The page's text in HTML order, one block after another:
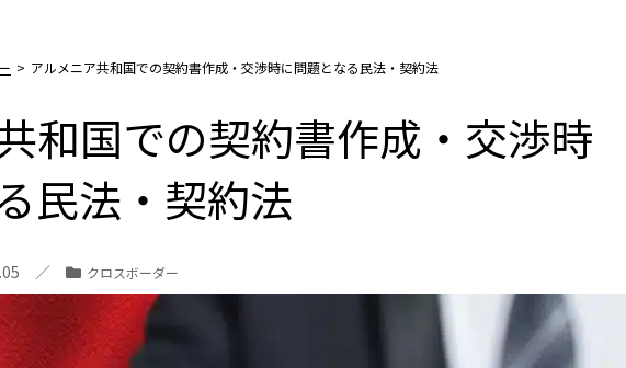
> アルメニア共和国での契約書作成・交渉時に問題となる民法・契約法
和国での契約書作成・交渉時
民法・契約法
クロスボーダー